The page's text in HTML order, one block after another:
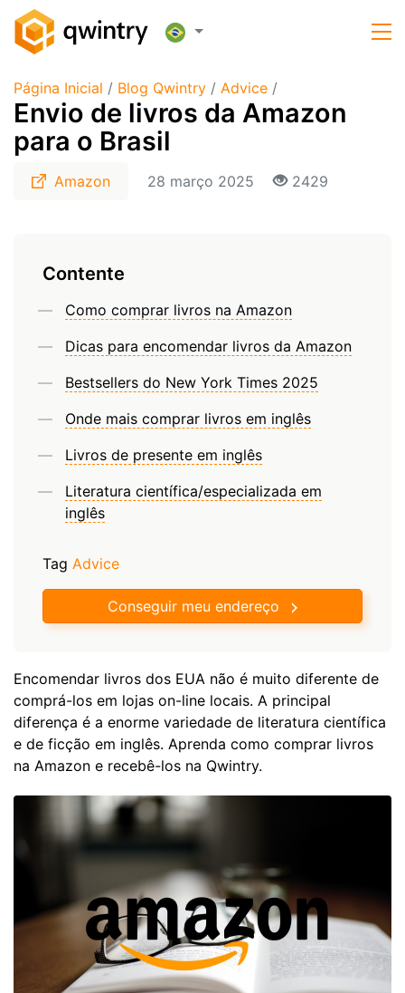
Página Inicial / Blog Qwintry / Advice /
Envio de livros da Amazon
para o Brasil
Amazon 28 março 2025 2429
Contente
Como comprar livros na Amazon
Dicas para encomendar livros da Amazon
Bestsellers do New York Times 2025
Onde mais comprar livros em inglês
Livros de presente em inglês
Literatura científica/especializada em
inglês
Tag Advice
Conseguir meu endereço
Encomendar livros dos EUA não é muito diferente de
comprá-los em lojas on-line locais. A principal
diferença é a enorme variedade de literatura científica
e de ficção em inglês. Aprenda como comprar livros
na Amazon e recebê-los na Qwintry.